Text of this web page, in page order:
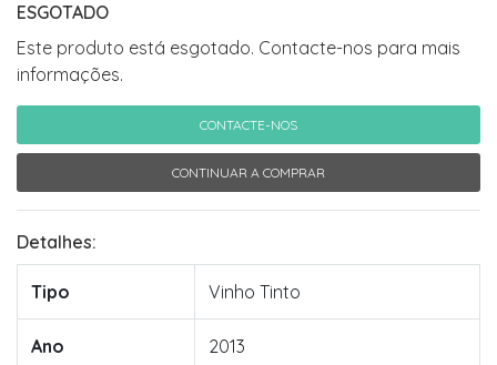
ESGOTADO
Este produto está esgotado. Contacte-nos para mais
informações.
CONTACTE-NOS
CONTINUAR A COMPRAR
Detalhes:
Tipo Vinho Tinto
Ano 2013